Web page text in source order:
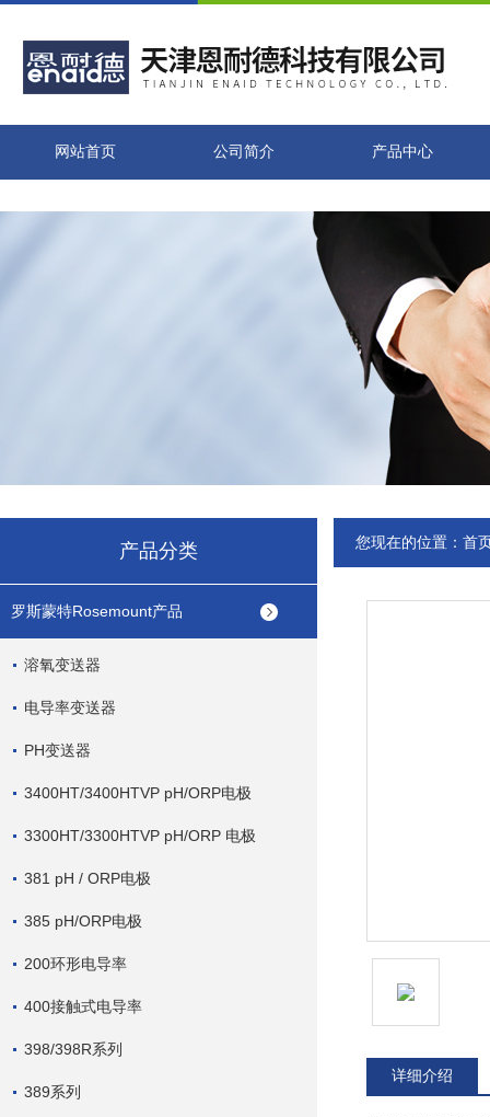
网站首页 公司简介 产品中心
产品分类
罗斯蒙特Rosemount产品
溶氧变送器
电导率变送器
PH变送器
3400HT/3400HTVP pH/ORP电极
3300HT/3300HTVP pH/ORP 电极
381 pH / ORP电极
385 pH/ORP电极
200环形电导率
400接触式电导率
398/398R系列
389系列
您现在的位置： 首
详细介绍